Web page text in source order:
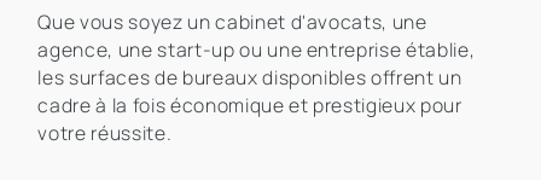
Que vous soyez un cabinet d'avocats, une
agence, une start-up ou une entreprise établie,
les surfaces de bureaux disponibles offrent un
cadre à la fois économique et prestigieux pour
votre réussite.